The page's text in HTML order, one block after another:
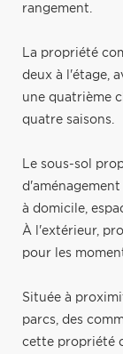
rangement.
La propriété
deux à l'étage,
une quatrième
quatre saisons.
Le sous-sol
à domicile,
À l'extérieur,
pour les
Située à
parcs, des
cette propriété